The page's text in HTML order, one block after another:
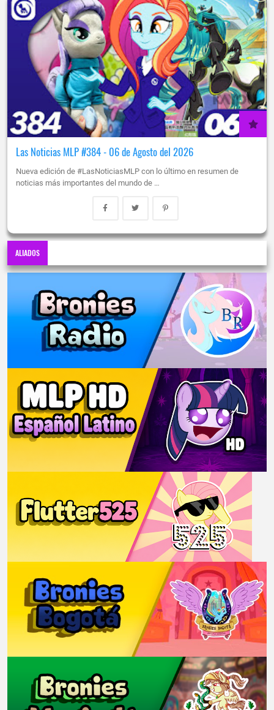
Las Noticias MLP #384 - 06 de Agosto del 2026
Nueva edición de #LasNoticiasMLP con lo último en resumen de
noticias más importantes del mundo de …
ALIADOS